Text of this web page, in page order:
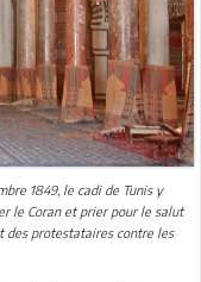
1849, le cadi de Tunis y
le Coran et prier pour le salut
des protestataires contre les